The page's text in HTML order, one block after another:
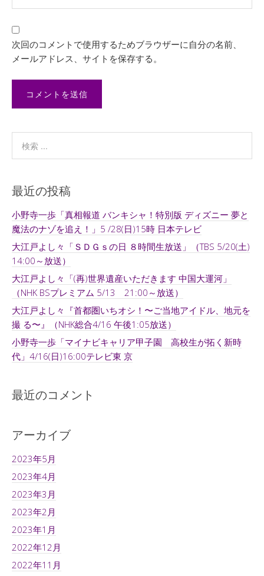
次回のコメントで使用するためブラウザーに自分の名前、
メールアドレス、サイトを保存する。
最近の投稿
小野寺一歩「真相報道 バンキシャ！特別版 ディズニー 夢と
魔法のナゾを追え！」5 /28(日)15時 日本テレビ
大江戸よし々「ＳＤＧｓの日 ８時間生放送」（TBS 5/20(土)
14:00～放送）
大江戸よし々「(再)世界遺産いただきます 中国大運河」
（NHK BSプレミアム 5/13 21:00～放送）
大江戸よし々『首都圏いちオシ！〜ご当地アイドル、地元を
撮 る〜』（NHK総合4/16 午後1:05放送）
小野寺一歩「マイナビキャリア甲子園 高校生が拓く新時
代」4/16(日)16:00テレビ東 京
最近のコメント
アーカイブ
2023年5月
2023年4月
2023年3月
2023年2月
2023年1月
2022年12月
2022年11月